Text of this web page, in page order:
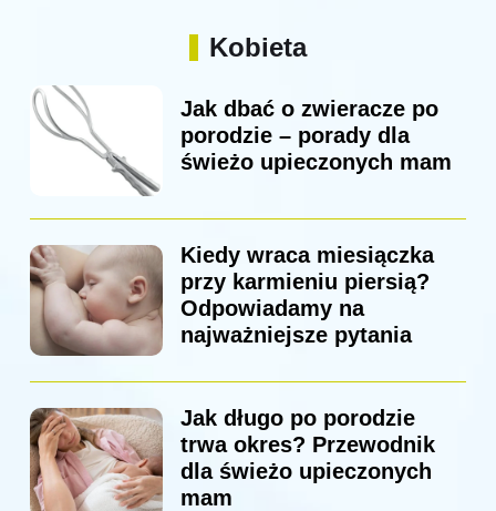
Kobieta
Jak dbać o zwieracze po
porodzie – porady dla
świeżo upieczonych mam
Kiedy wraca miesiączka
przy karmieniu piersią?
Odpowiadamy na
najważniejsze pytania
Jak długo po porodzie
trwa okres? Przewodnik
dla świeżo upieczonych
mam